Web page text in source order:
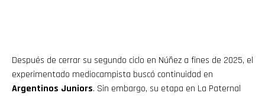
Después de cerrar su segundo ciclo en Núñez a fines de 2025, el
experimentado mediocampista buscó continuidad en
Argentinos Juniors. Sin embargo, su etapa en La Paternal